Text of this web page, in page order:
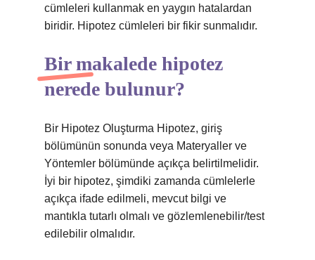
cümleleri kullanmak en yaygın hatalardan
biridir. Hipotez cümleleri bir fikir sunmalıdır.
Bir makalede hipotez
nerede bulunur?
Bir Hipotez Oluşturma Hipotez, giriş
bölümünün sonunda veya Materyaller ve
Yöntemler bölümünde açıkça belirtilmelidir.
İyi bir hipotez, şimdiki zamanda cümlelerle
açıkça ifade edilmeli, mevcut bilgi ve
mantıkla tutarlı olmalı ve gözlemlenebilir/test
edilebilir olmalıdır.